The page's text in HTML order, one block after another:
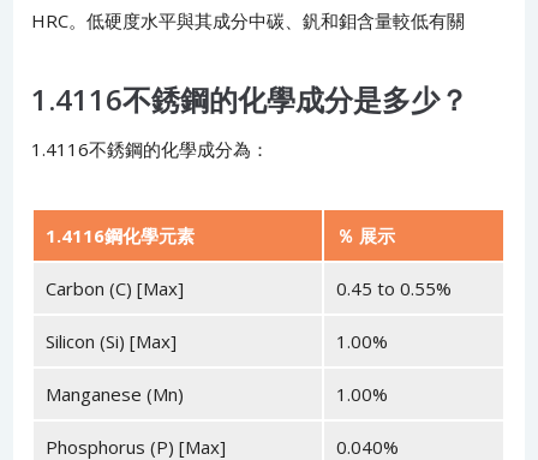
HRC。低硬度水平與其成分中碳、釩和鉬含量較低有關
1.4116不銹鋼的化學成分是多少？
1.4116不銹鋼的化學成分為：
1.4116鋼化學元素 ％ 展示
Carbon (C) [Max] 0.45 to 0.55%
Silicon (Si) [Max] 1.00%
Manganese (Mn) 1.00%
Phosphorus (P) [Max] 0.040%